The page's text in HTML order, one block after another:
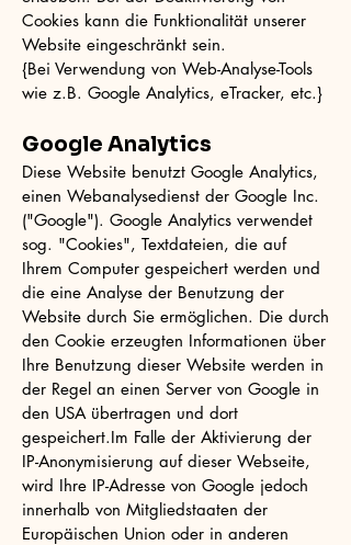
Cookies kann die Funktionalität unserer
Website eingeschränkt sein.
{Bei Verwendung von Web-Analyse-Tools
wie z.B. Google Analytics, eTracker, etc.}
Google Analytics
Diese Website benutzt Google Analytics,
einen Webanalysedienst der Google Inc.
("Google"). Google Analytics verwendet
sog. "Cookies", Textdateien, die auf
Ihrem Computer gespeichert werden und
die eine Analyse der Benutzung der
Website durch Sie ermöglichen. Die durch
den Cookie erzeugten Informationen über
Ihre Benutzung dieser Website werden in
der Regel an einen Server von Google in
den USA übertragen und dort
gespeichert.Im Falle der Aktivierung der
IP-Anonymisierung auf dieser Webseite,
wird Ihre IP-Adresse von Google jedoch
innerhalb von Mitgliedstaaten der
Europäischen Union oder in anderen